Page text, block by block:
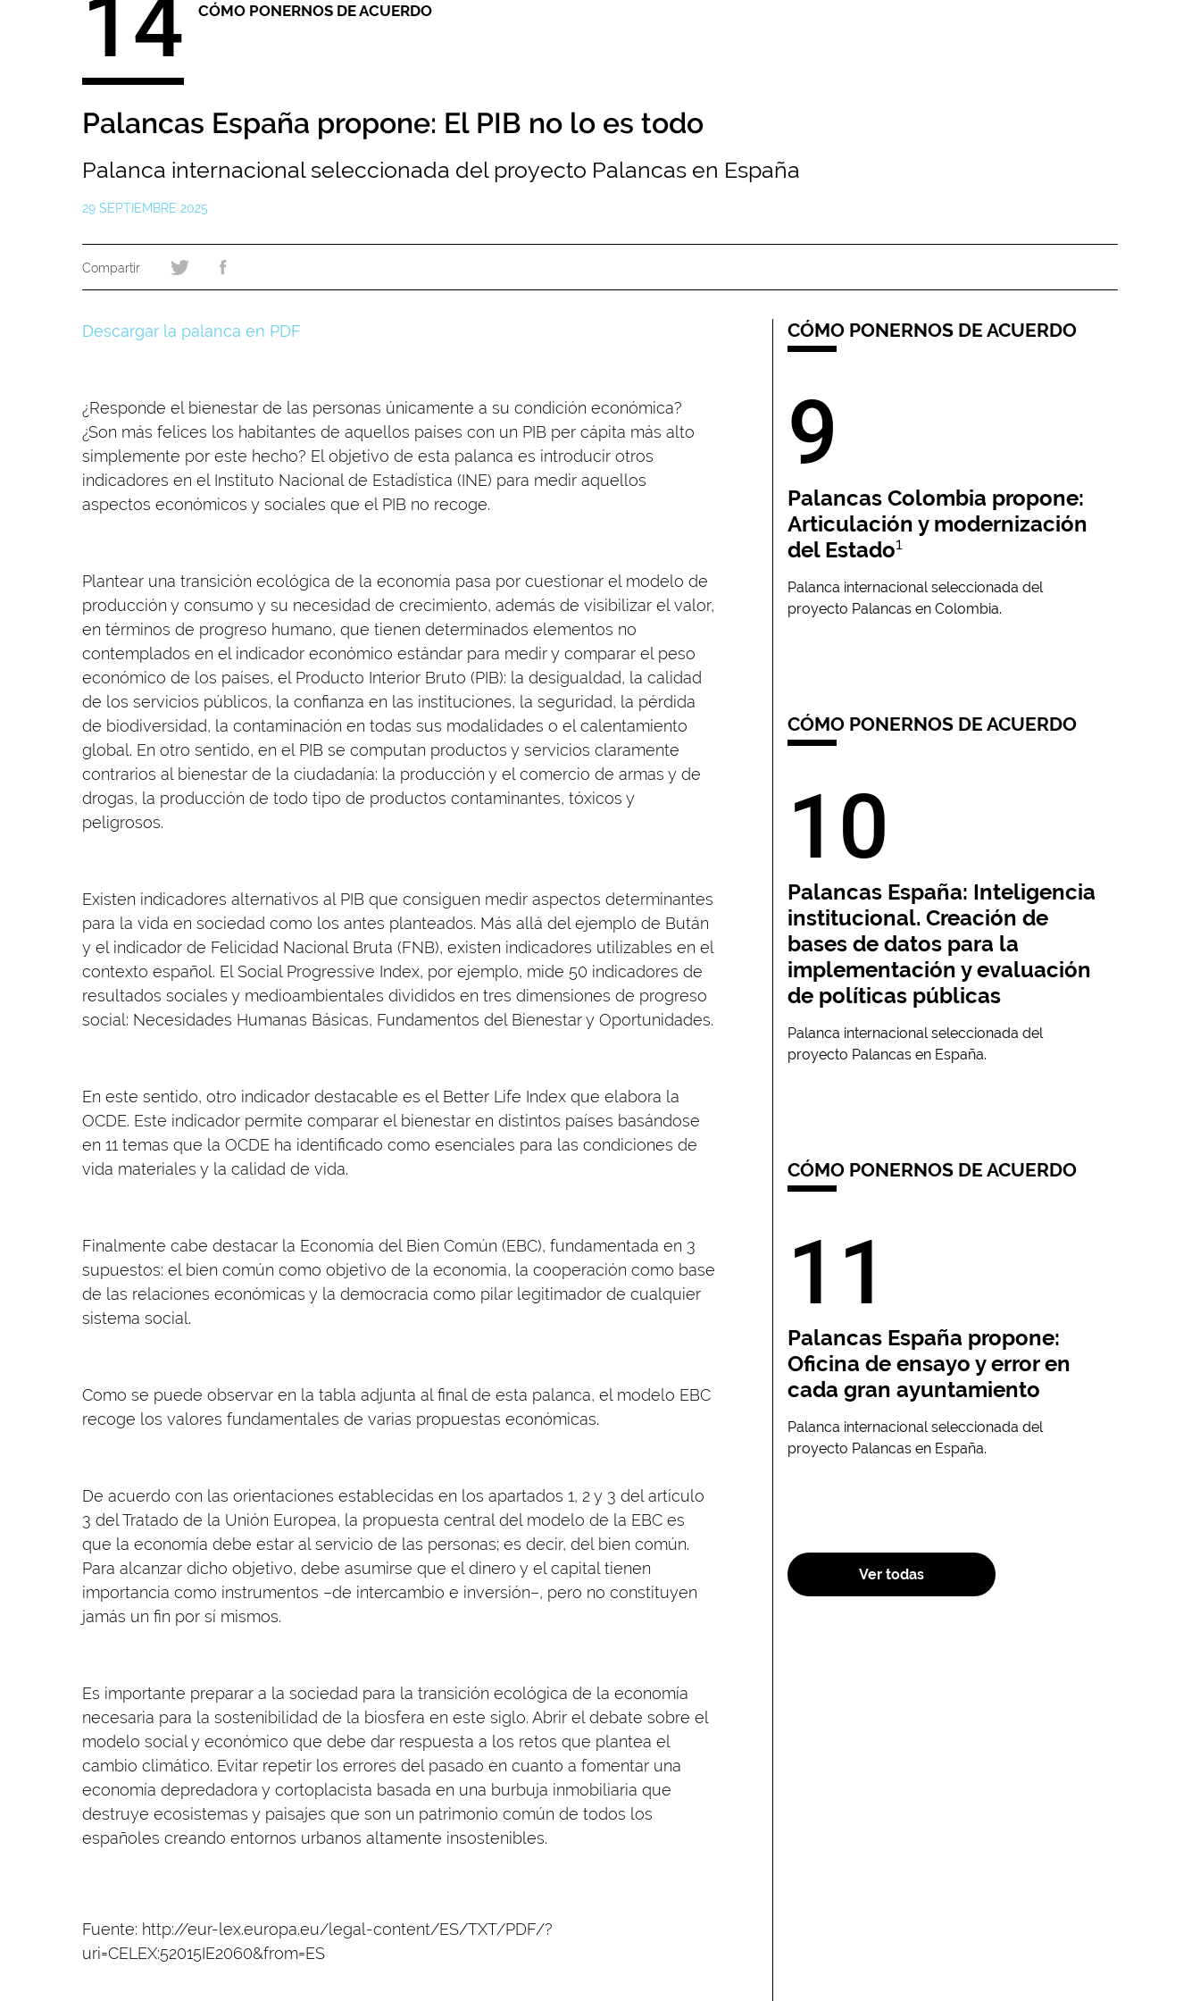
14 CÓMO PONERNOS DE ACUERDO
Palancas España propone: El PIB no lo es todo
Palanca internacional seleccionada del proyecto Palancas en España
29 SEPTIEMBRE 2025
Descargar la palanca en PDF
¿Responde el bienestar de las personas únicamente a su condición económica?
¿Son más felices los habitantes de aquellos países con un PIB per cápita más alto
simplemente por este hecho? El objetivo de esta palanca es introducir otros
indicadores en el Instituto Nacional de Estadística (INE) para medir aquellos
aspectos económicos y sociales que el PIB no recoge.
Plantear una transición ecológica de la economía pasa por cuestionar el modelo de
producción y consumo y su necesidad de crecimiento, además de visibilizar el valor,
en términos de progreso humano, que tienen determinados elementos no
contemplados en el indicador económico estándar para medir y comparar el peso
económico de los países, el Producto Interior Bruto (PIB): la desigualdad, la calidad
de los servicios públicos, la confianza en las instituciones, la seguridad, la pérdida
de biodiversidad, la contaminación en todas sus modalidades o el calentamiento
global. En otro sentido, en el PIB se computan productos y servicios claramente
contrarios al bienestar de la ciudadanía: la producción y el comercio de armas y de
drogas, la producción de todo tipo de productos contaminantes, tóxicos y
peligrosos.
Existen indicadores alternativos al PIB que consiguen medir aspectos determinantes
para la vida en sociedad como los antes planteados. Más allá del ejemplo de Bután
y el indicador de Felicidad Nacional Bruta (FNB), existen indicadores utilizables en el
contexto español. El Social Progressive Index, por ejemplo, mide 50 indicadores de
resultados sociales y medioambientales divididos en tres dimensiones de progreso
social: Necesidades Humanas Básicas, Fundamentos del Bienestar y Oportunidades.
En este sentido, otro indicador destacable es el Better Life Index que elabora la
OCDE. Este indicador permite comparar el bienestar en distintos países basándose
en 11 temas que la OCDE ha identificado como esenciales para las condiciones de
vida materiales y la calidad de vida.
Finalmente cabe destacar la Economía del Bien Común (EBC), fundamentada en 3
supuestos: el bien común como objetivo de la economía, la cooperación como base
de las relaciones económicas y la democracia como pilar legitimador de cualquier
sistema social.
Como se puede observar en la tabla adjunta al final de esta palanca, el modelo EBC
recoge los valores fundamentales de varias propuestas económicas.
De acuerdo con las orientaciones establecidas en los apartados 1, 2 y 3 del artículo
3 del Tratado de la Unión Europea, la propuesta central del modelo de la EBC es
que la economía debe estar al servicio de las personas; es decir, del bien común.
Para alcanzar dicho objetivo, debe asumirse que el dinero y el capital tienen
importancia como instrumentos –de intercambio e inversión–, pero no constituyen
jamás un fin por sí mismos.
Es importante preparar a la sociedad para la transición ecológica de la economía
necesaria para la sostenibilidad de la biosfera en este siglo. Abrir el debate sobre el
modelo social y económico que debe dar respuesta a los retos que plantea el
cambio climático. Evitar repetir los errores del pasado en cuanto a fomentar una
economía depredadora y cortoplacista basada en una burbuja inmobiliaria que
destruye ecosistemas y paisajes que son un patrimonio común de todos los
españoles creando entornos urbanos altamente insostenibles.
Fuente: http://eur-lex.europa.eu/legal-content/ES/TXT/PDF/?
uri=CELEX:52015IE2060&from=ES
CÓMO PONERNOS DE ACUERDO
9
Palancas Colombia propone:
Articulación y modernización
del Estado1
Palanca internacional seleccionada del
proyecto Palancas en Colombia.
CÓMO PONERNOS DE ACUERDO
10
Palancas España: Inteligencia
institucional. Creación de
bases de datos para la
implementación y evaluación
de políticas públicas
Palanca internacional seleccionada del
proyecto Palancas en España.
CÓMO PONERNOS DE ACUERDO
11
Palancas España propone:
Oficina de ensayo y error en
cada gran ayuntamiento
Palanca internacional seleccionada del
proyecto Palancas en España.
Ver todas